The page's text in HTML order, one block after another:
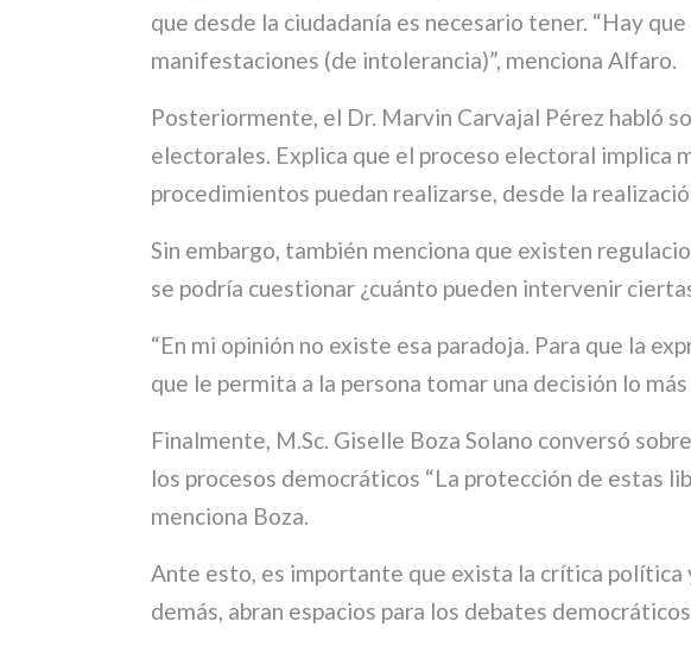
que desde la ciudadanía es necesario tener. “Hay
manifestaciones (de intolerancia)”, menciona Alfaro.
Posteriormente, el Dr. Marvin Carvajal Pérez habló
electorales. Explica que el proceso electoral implica
procedimientos puedan realizarse, desde la
Sin embargo, también menciona que existen
se podría cuestionar ¿cuánto pueden intervenir
“En mi opinión no existe esa paradoja. Para que la
que le permita a la persona tomar una decisión lo
Finalmente, M.Sc. Giselle Boza Solano conversó
los procesos democráticos “La protección de estas
menciona Boza.
Ante esto, es importante que exista la crítica
demás, abran espacios para los debates